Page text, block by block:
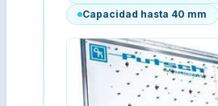
Capacidad hasta 40 mm